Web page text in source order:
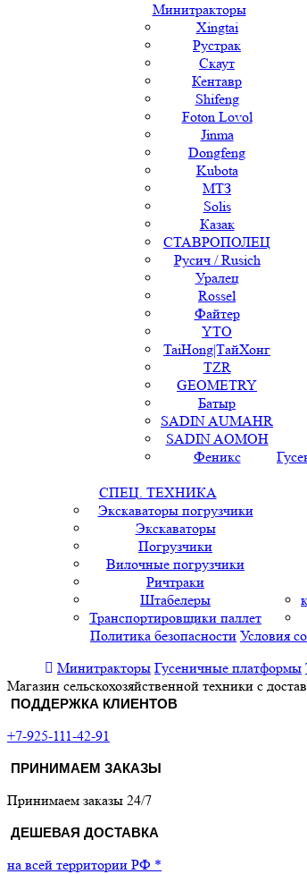
Минитракторы
Xingtai
Рустрак
Скаут
Кентавр
Shifeng
Foton Lovol
Jinma
Dongfeng
Kubota
МТЗ
Solis
Казак
СТАВРОПОЛЕЦ
Русич / Rusich
Уралец
Rossel
Файтер
YTO
TaiHong|ТайХонг
TZR
GEOMETRY
Батыр
SADIN AUMAHR
SADIN AOMOH
Феникс
СПЕЦ. ТЕХНИКА
Экскаваторы погрузчики
Экскаваторы
Погрузчики
Вилочные погрузчики
Ричтраки
Штабелеры
Транспортировщики паллет
Политика безопасности Условия
Минитракторы Гусеничные платформы
Магазин сельскохозяйственной техники с
ПОДДЕРЖКА КЛИЕНТОВ
+7-925-111-42-91
ПРИНИМАЕМ ЗАКАЗЫ
Принимаем заказы 24/7
ДЕШЕВАЯ ДОСТАВКА
на всей территории РФ *